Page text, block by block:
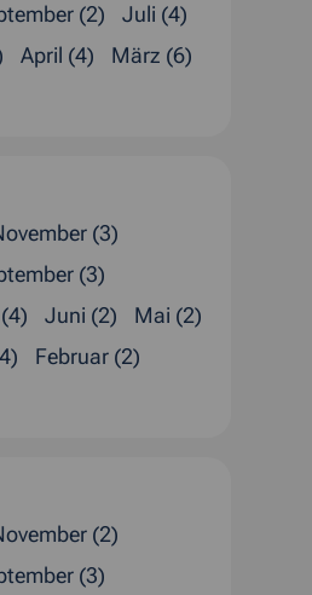
(2)
Juli (4)
April (4)
März (6)
(3)
(3)
Juni (2)
Mai (2)
Februar (2)
(2)
(3)